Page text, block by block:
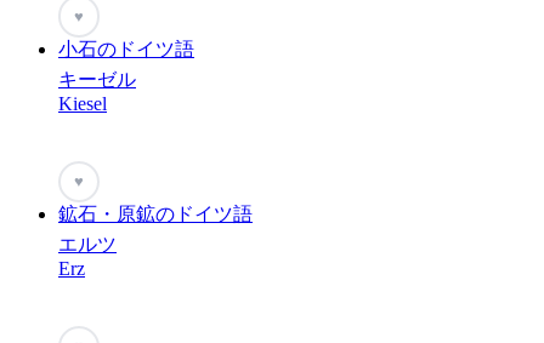
♥
小石のドイツ語
キーゼル
Kiesel
♥
鉱石・原鉱のドイツ語
エルツ
Erz